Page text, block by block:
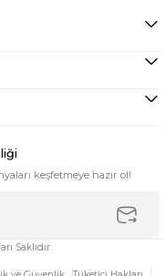
keşfetmeye hazır ol!
Saklıdır.